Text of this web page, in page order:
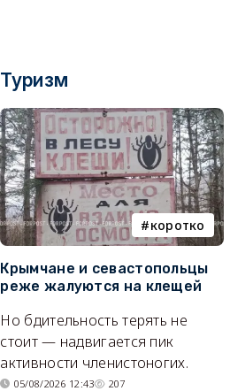
Туризм
коротко
Крымчане и севастопольцы
реже жалуются на клещей
Но бдительность терять не
стоит — надвигается пик
активности членистоногих.
05/08/2026 12:43 207